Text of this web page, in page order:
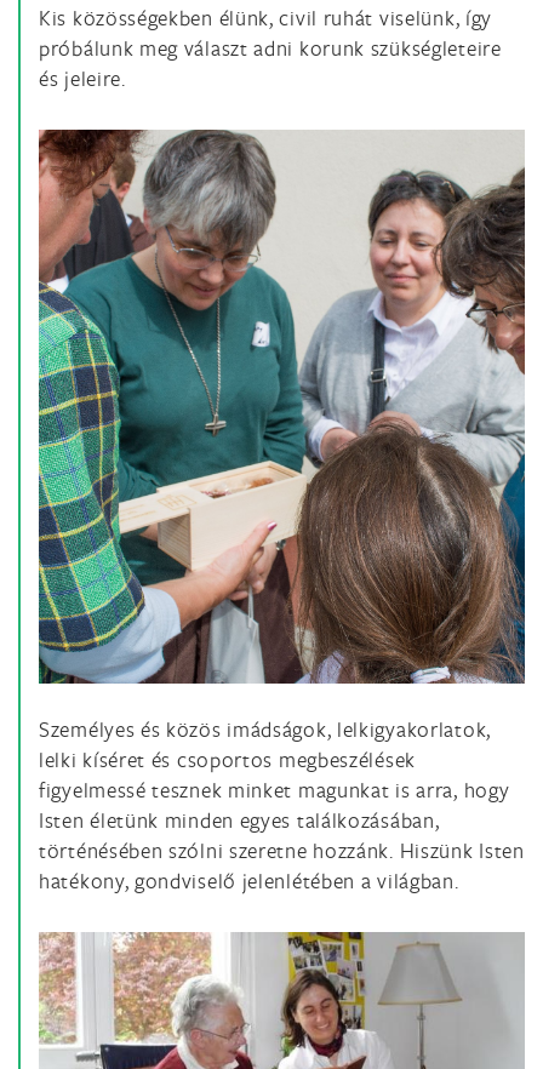
Kis közösségekben élünk, civil ruhát viselünk, így
próbálunk meg választ adni korunk szükségleteire
és jeleire.
Személyes és közös imádságok, lelkigyakorlatok,
lelki kíséret és csoportos megbeszélések
figyelmessé tesznek minket magunkat is arra, hogy
Isten életünk minden egyes találkozásában,
történésében szólni szeretne hozzánk. Hiszünk Isten
hatékony, gondviselő jelenlétében a világban.